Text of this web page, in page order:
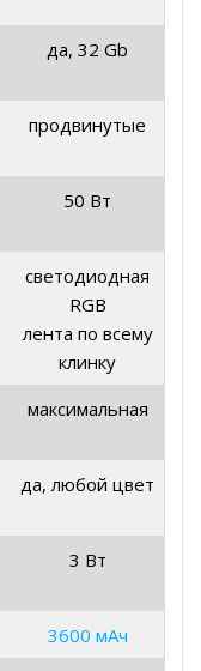
да, 32 Gb
продвинутые
50 Вт
светодиодная
RGB
лента по всему
клинку
максимальная
да, любой цвет
3 Вт
3600 мАч